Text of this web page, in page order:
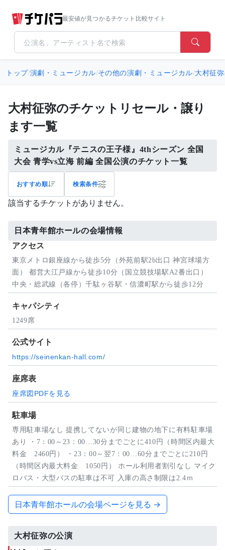
最安値が見つかるチケット比較サイト
トップ/演劇・ミュージカル/その他の演劇・ミュージカル/大村征弥
大村征弥のチケットリセール・譲り
ます一覧
ミュージカル『テニスの王子様』4thシーズン 全国
大会 青学vs立海 前編 全国公演のチケット一覧
おすすめ順 検索条件
該当するチケットがありません。
日本青年館ホールの会場情報
アクセス
東京メトロ銀座線から徒歩5分（外苑前駅2b出口 神宮球場方
面） 都営大江戸線から徒歩10分（国立競技場駅A2番出口）
中央・総武線（各停）千駄ヶ谷駅・信濃町駅から徒歩12分
キャパシティ
1249席
公式サイト
https://seinenkan-hall.com/
座席表
座席図PDFを見る
駐車場
専用駐車場なし 提携してないが同じ建物の地下に有料駐車場
あり ・7：00～23：00…30分までごとに410円（時間区内最大
料金 2460円） ・23：00～翌7：00…60分までごとに210円
（時間区内最大料金 1050円） ホール利用者割引なし マイク
ロバス・大型バスの駐車は不可 入庫の高さ制限は2.4ｍ
日本青年館ホールの会場ページを見る →
大村征弥の公演